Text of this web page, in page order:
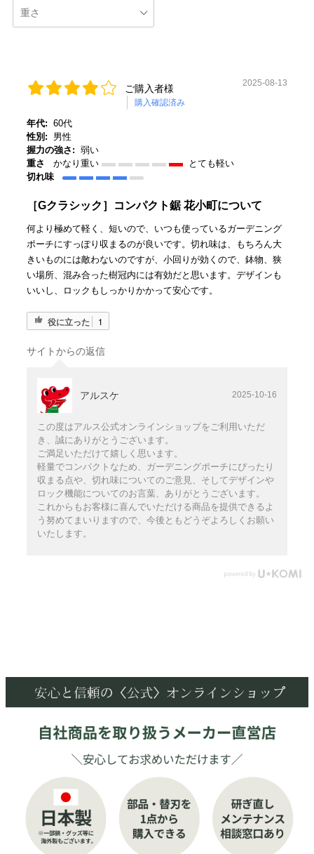
ご購入者様
購入確認済み
2025-08-13
年代: 60代
性別:
男性
握力の強さ: 弱い
重さ
かなり重い
とても軽い
切れ味
［Gクラシック］コンパクト鋸 花小町について
何より極めて軽く、短いので、いつも使っているガーデニング
ポーチにすっぽり収まるのが良いです。切れ味は、もちろん大
きいものには敵わないのですが、小回りが効くので、鉢物、狭
い場所、混み合った樹冠内には有効だと思います。デザインも
いいし、ロックもしっかりかかって安心です。
役に立った 1
サイトからの返信
アルスケ 2025-10-16
この度はアルス公式オンラインショップをご利用いただ
き、誠にありがとうございます。
ご満足いただけて嬉しく思います。
軽量でコンパクトなため、ガーデニングポーチにぴったり
収まる点や、切れ味についてのご意見、そしてデザインや
ロック機能についてのお言葉、ありがとうございます。
これからもお客様に喜んでいただける商品を提供できるよ
う努めてまいりますので、今後ともどうぞよろしくお願い
いたします。